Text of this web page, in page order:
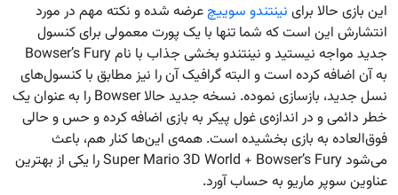
این بازی حالا برای نینتندو سوییچعرضه شده و نکته مهم در مورد
انتشارش این است که شما تنها با یک پورت معمولی برای کنسول
جدید مواجه نیستید و نینتندو بخشی جذاب با نام Bowser’s Fury
به آن اضافه کرده است و البته گرافیک آن را نیز مطابق با کنسول‌های
نسل جدید، بازسازی نموده. نسخه جدید حالا Bowser را به عنوان یک
خطر دائمی و در اندازه‌ی غول پیکر به بازی اضافه کرده و حس و حالی
فوق‌العاده به بازی بخشیده است. همه‌ی این‌ها کنار هم، باعث
می‌شود Super Mario 3D World + Bowser’s Fury را یکی از بهترین
عناوین سوپر ماریو به حساب آورد.